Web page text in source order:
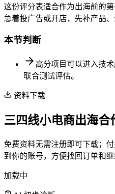
这份评分表适合作为出海前的
急着投广告或开店，先补产品
本节判断
高分项目可以进入技
联合测试评估。
资料下载
三四线小电商出海合
免费资料无需注册即可下载；
到你的账号，方便找回订单和
加载中